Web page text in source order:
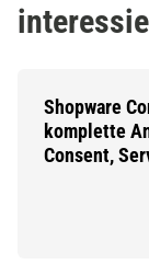
Shopware
komplette
Consent,